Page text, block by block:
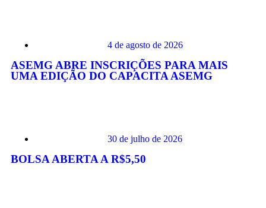
4 de agosto de 2026
ASEMG ABRE INSCRIÇÕES PARA MAIS
UMA EDIÇÃO DO CAPACITA ASEMG
30 de julho de 2026
BOLSA ABERTA A R$5,50